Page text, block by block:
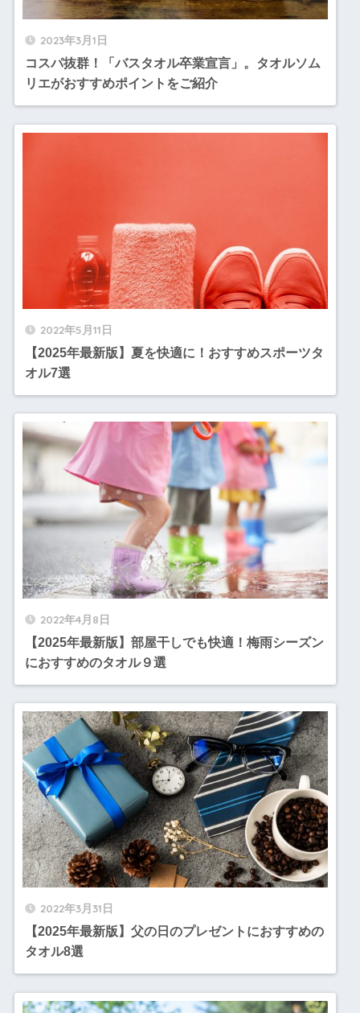
2023年3月1日
コスパ抜群！「バスタオル卒業宣言」。タオルソム
リエがおすすめポイントをご紹介
2022年5月11日
【2025年最新版】夏を快適に！おすすめスポーツタ
オル7選
2022年4月8日
【2025年最新版】部屋干しでも快適！梅雨シーズン
におすすめのタオル９選
2022年3月31日
【2025年最新版】父の日のプレゼントにおすすめの
タオル8選